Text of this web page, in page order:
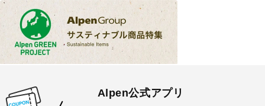
Alpen公式アプリ